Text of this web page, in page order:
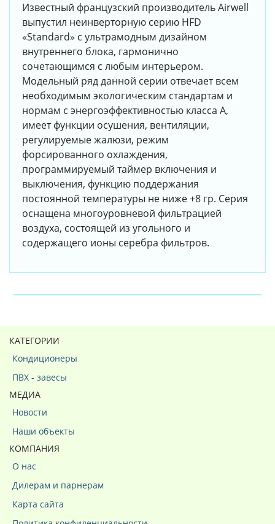
Известный французский производитель Airwell
выпустил неинверторную серию HFD
«Standard» с ультрамодным дизайном
внутреннего блока, гармонично
сочетающимся с любым интерьером.
Модельный ряд данной серии отвечает всем
необходимым экологическим стандартам и
нормам с энергоэффективностью класса А,
имеет функции осушения, вентиляции,
регулируемые жалюзи, режим
форсированного охлаждения,
программируемый таймер включения и
выключения, функцию поддержания
постоянной температуры не ниже +8 гр. Серия
оснащена многоуровневой фильтрацией
воздуха, состоящей из угольного и
содержащего ионы серебра фильтров.
КАТЕГОРИИ
Кондиционеры
ПВХ - завесы
МЕДИА
Новости
Наши объекты
КОМПАНИЯ
О нас
Дилерам и парнерам
Карта сайта